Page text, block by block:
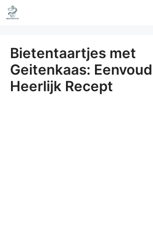
Ga
naar
inhoud
Bietentaartjes met
Geitenkaas:
Heerlijk Recept